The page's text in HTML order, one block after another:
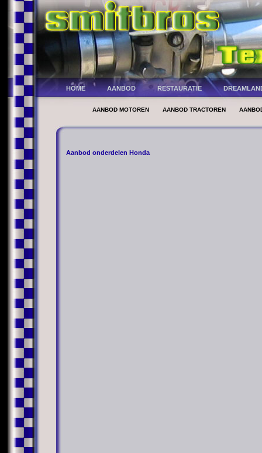
HOME AANBOD RESTAURATIE
AANBOD MOTOREN AANBOD TRACTOREN
Aanbod onderdelen Honda